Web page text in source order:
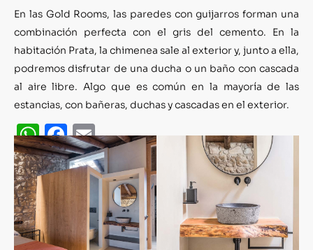
En las Gold Rooms, las paredes con guijarros forman una
combinación perfecta con el gris del cemento. En la
habitación Prata, la chimenea sale al exterior y, junto a ella,
podremos disfrutar de una ducha o un baño con cascada
al aire libre. Algo que es común en la mayoría de las
estancias, con bañeras, duchas y cascadas en el exterior.
WhatsApp
Facebook
Email